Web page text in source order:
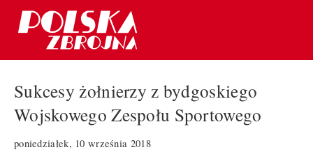
Sukcesy żołnierzy z bydgoskiego
Wojskowego Zespołu Sportowego
poniedziałek, 10 września 2018